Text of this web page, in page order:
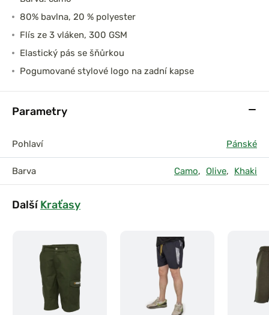
80% bavlna, 20 % polyester
Flís ze 3 vláken, 300 GSM
Elastický pás se šňůrkou
Pogumované stylové logo na zadní kapse
Parametry
Pohlaví Pánské
Barva Camo, Olive, Khaki
DalšíKraťasy